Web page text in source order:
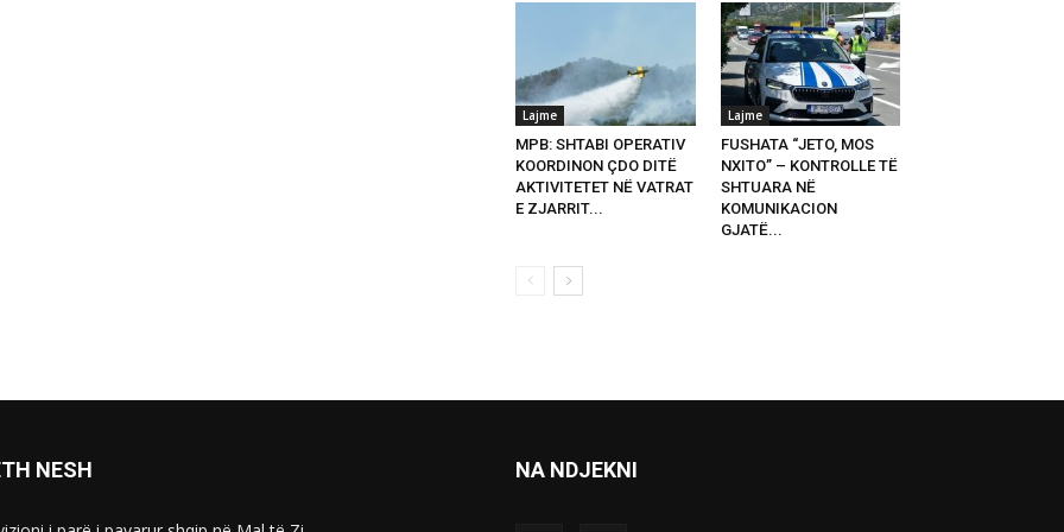
Lajme
MPB: SHTABI OPERATIV
KOORDINON ÇDO DITË
AKTIVITETET NË VATRAT
E ZJARRIT...
Lajme
FUSHATA “JETO, MOS
NXITO” – KONTROLLE TË
SHTUARA NË
KOMUNIKACION
GJATË...
NESH NA NDJEKNI